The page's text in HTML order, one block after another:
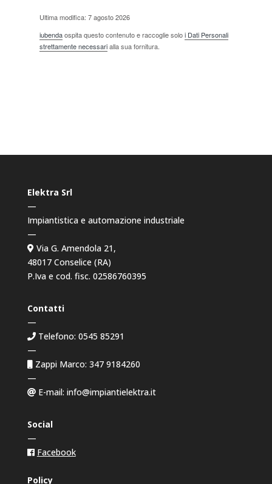
Ultima modifica: 7 agosto 2026
iubendaospita questo contenuto e raccoglie soloi Dati Personali
strettamente necessarialla sua fornitura.
Elektra Srl
—
Impiantistica e automazione industriale
—
Via G. Amendola 21,
48017 Conselice (RA)
P.Iva e cod. fisc. 02586760395
Contatti
—
Telefono: 0545 85291
—
Zappi Marco: 347 9184260
—
E-mail: info@impiantielektra.it
Social
—
Facebook
Policy